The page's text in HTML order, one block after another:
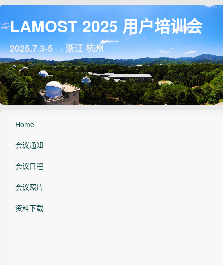
LAMOST 2025 用户培训会
2025.7.3-5 · 浙江 杭州
Home
会议通知
会议日程
会议照片
资料下载